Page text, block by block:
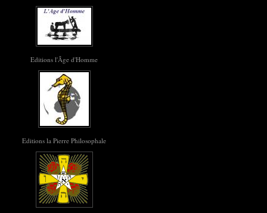
Editions l'Âge d'Homme
Editions la Pierre Philosophale